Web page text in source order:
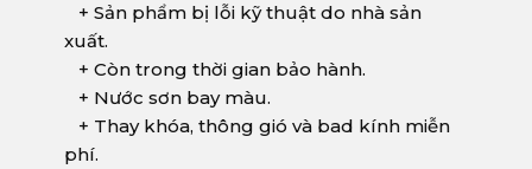
+ Sản phẩm bị lỗi kỹ thuật do nhà sản
xuất.
+ Còn trong thời gian bảo hành.
+ Nước sơn bay màu.
+ Thay khóa, thông gió và bad kính miễn
phí.